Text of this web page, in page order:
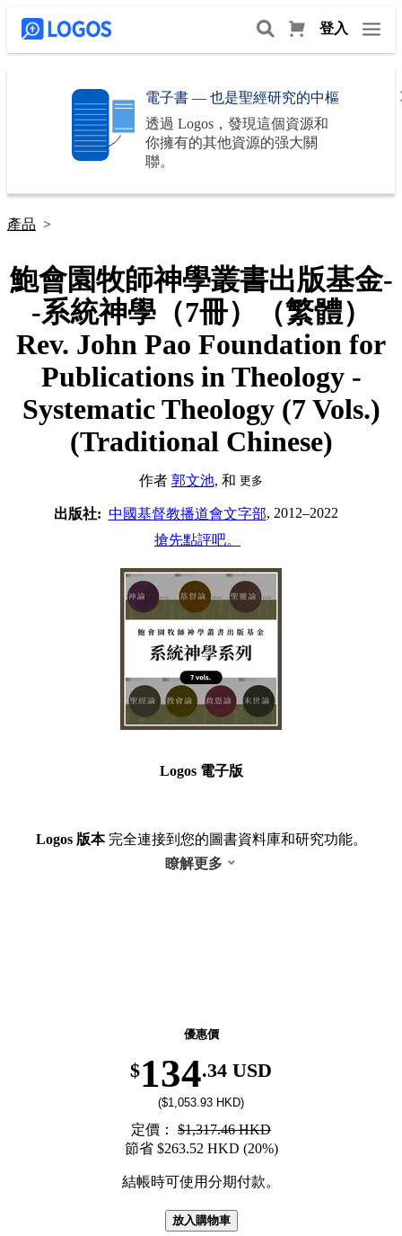
登入
電子書 — 也是聖經研究的中樞
透過 Logos ，發現這個資源和
你擁有的其他資源的强大關
聯。
產品 >
鮑會園牧師神學叢書出版基金-
-系統神學（7冊）（繁體）
Rev. John Pao Foundation for
Publications in Theology -
Systematic Theology (7 Vols.)
(Traditional Chinese)
作者 郭文池, 和 更多
出版社: 中國基督教播道會文字部, 2012–2022
搶先點評吧。
Logos 電子版
Logos 版本完全連接到您的圖書資料庫和研究功能。
瞭解更多
優惠價
$134.34 USD
($1,053.93 HKD)
定價： $1,317.46 HKD
節省 $263.52 HKD (20%)
結帳時可使用分期付款。
放入購物車